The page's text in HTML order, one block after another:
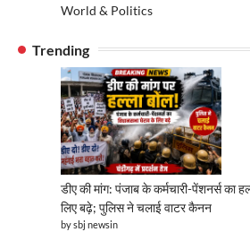
World & Politics
Trending
डीए की मांग: पंजाब के कर्मचारी-पेंशनर्स का
लिए बढ़े; पुलिस ने चलाई वाटर कैनन
by sbj newsin